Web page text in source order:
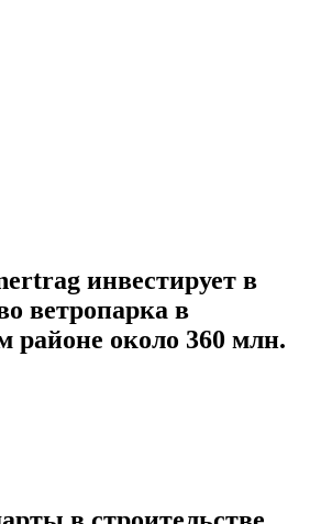
инвестирует в
ветропарка в
районе около 360 млн.